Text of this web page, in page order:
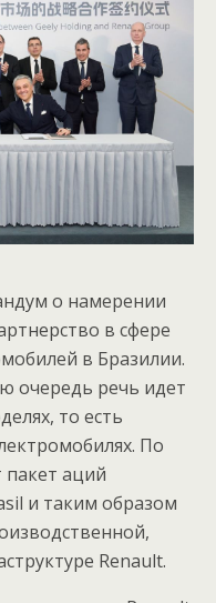
о намерении
в сфере
в Бразилии.
очередь речь идет
то есть
По
пакет аций
и таким образом
Renault.